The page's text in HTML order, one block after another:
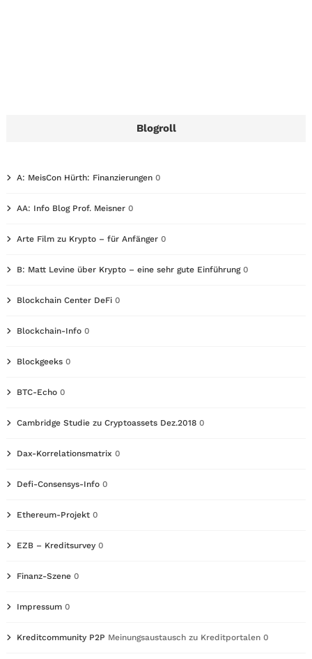
Blogroll
A: MeisCon Hürth: Finanzierungen 0
AA: Info Blog Prof. Meisner 0
Arte Film zu Krypto – für Anfänger 0
B: Matt Levine über Krypto – eine sehr gute Einführung0
Blockchain Center DeFi 0
Blockchain-Info 0
Blockgeeks 0
BTC-Echo 0
Cambridge Studie zu Cryptoassets Dez.2018 0
Dax-Korrelationsmatrix 0
Defi-Consensys-Info 0
Ethereum-Projekt 0
EZB – Kreditsurvey 0
Finanz-Szene 0
Impressum 0
Kreditcommunity P2P Meinungsaustausch zu Kreditportalen 0